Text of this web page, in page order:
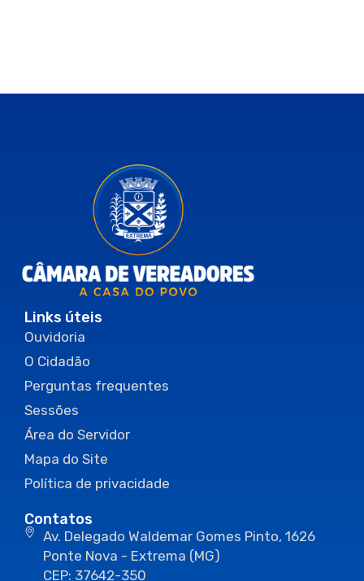
Links úteis
Ouvidoria
O Cidadão
Perguntas frequentes
Sessões
Área do Servidor
Mapa do Site
Política de privacidade
Contatos
Av. Delegado Waldemar Gomes Pinto, 1626
Ponte Nova - Extrema (MG)
CEP: 37642-350